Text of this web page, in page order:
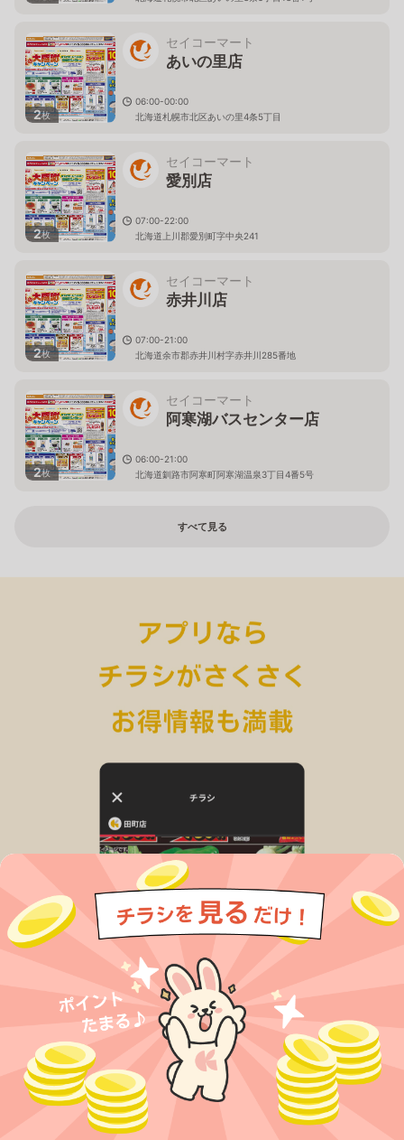
2枚
セイコーマート
あいの里店
06:00-00:00
北海道札幌市北区あいの里4条5丁目
2枚
セイコーマート
愛別店
07:00-22:00
北海道上川郡愛別町字中央241
2枚
セイコーマート
赤井川店
07:00-21:00
北海道余市郡赤井川村字赤井川285番地
2枚
セイコーマート
阿寒湖バスセンター店
06:00-21:00
北海道釧路市阿寒町阿寒湖温泉3丁目4番5号
すべて見る